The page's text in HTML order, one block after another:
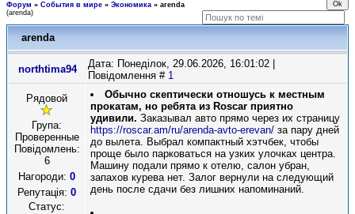
Форум » События в мире » Экономика » arenda
(arenda)
arenda
northtima94
Дата: Понеділок, 29.06.2026, 16:01:02 |
Повідомлення # 1
Рядовой
Група:
Проверенные
Повідомлень:
6
Нагороди: 0
Репутація: 0
Статус:
Обычно скептически отношусь к местным
прокатам, но ребята из Roscar приятно
удивили. Заказывал авто прямо через их страницу
https://roscar.am/ru/arenda-avto-erevan/ за пару дней
до вылета. Выбрал компактный хэтчбек, чтобы
проще было парковаться на узких улочках центра.
Машину подали прямо к отелю, салон убран,
запахов курева нет. Залог вернули на следующий
день после сдачи без лишних напоминаний.